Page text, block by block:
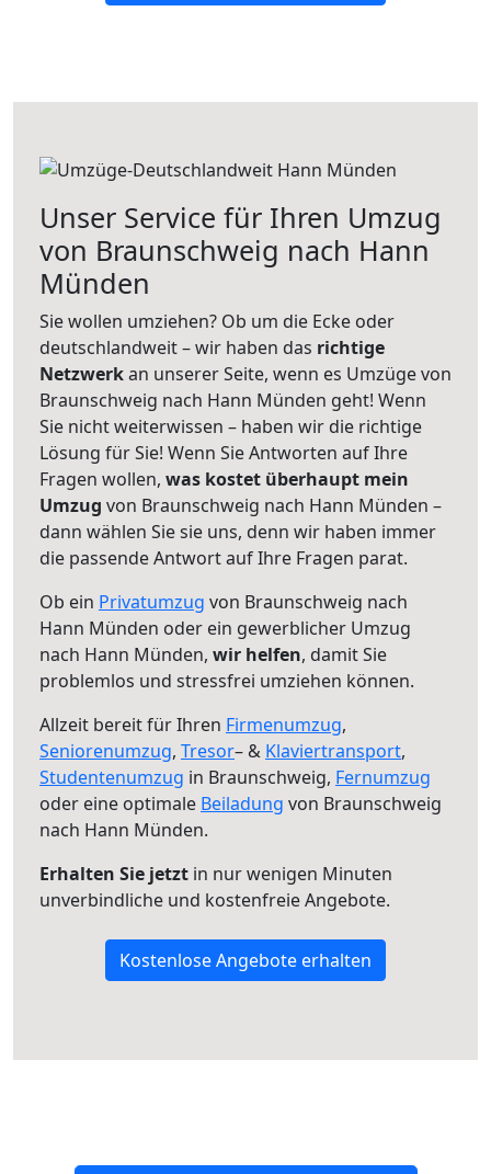
Unser Service für Ihren Umzug
von Braunschweig nach Hann
Münden
Sie wollen umziehen? Ob um die Ecke oder
deutschlandweit – wir haben das richtige
Netzwerkan unserer Seite, wenn es Umzüge von
Braunschweig nach Hann Münden geht! Wenn
Sie nicht weiterwissen – haben wir die richtige
Lösung für Sie! Wenn Sie Antworten auf Ihre
Fragen wollen, was kostet überhaupt mein
Umzug von Braunschweig nach Hann Münden –
dann wählen Sie sie uns, denn wir haben immer
die passende Antwort auf Ihre Fragen parat.
Ob ein Privatumzug von Braunschweig nach
Hann Münden oder ein gewerblicher Umzug
nach Hann Münden, wir helfen, damit Sie
problemlos und stressfrei umziehen können.
Allzeit bereit für Ihren Firmenumzug,
Seniorenumzug, Tresor– & Klaviertransport,
Studentenumzug in Braunschweig, Fernumzug
oder eine optimale Beiladung von Braunschweig
nach Hann Münden.
Erhalten Sie jetzt in nur wenigen Minuten
unverbindliche und kostenfreie Angebote.
Kostenlose Angebote erhalten